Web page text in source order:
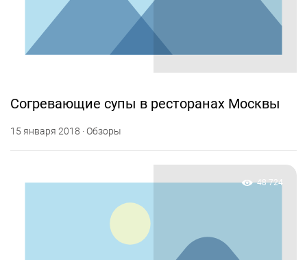
Согревающие супы в ресторанах Москвы
15 января 2018 · Обзоры
48 724